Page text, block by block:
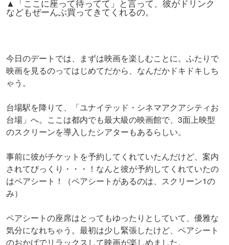
▲「ここに座って待ってて」と言って、彼がドリンク
などもぜーんぶ買ってきてくれるの。
今日のデートでは、まずは映画を楽しむことに。ふたりで
映画を見るのってはじめてだから、なんだかドキドキしち
ゃう。
台場駅を降りて、「ユナイテッド・シネマアクアシティお
台場」へ。ここは都内でも最大級の映画館で、3面上映型
のスクリーンを導入したシアターもあるらしい。
事前に彼がチケットを予約してくれていたんだけど、案内
されてびっくり・・・！なんと彼が予約してくれていたの
はペアシート！（ペアシートがあるのは、スクリーン1の
み）
ペアシートの座席はとってもゆったりとしていて、優雅な
気分になれちゃう。最初は少し緊張したけど、ペアシート
のおかげでリラックスして映画が楽しめました。